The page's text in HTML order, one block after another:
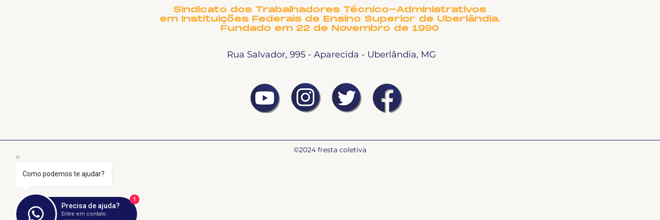
companheiros, aqui é
Raissa dantas, e neste
Fala Sintet-UFU nós rece
Sindicato dos Trabalhadores Técnico-Administrativos
em Instituições Federais de Ensino Superior de Uberlândia.
Fundado em 22 de Novembro de 1990
Rua Salvador, 995 - Aparecida - Uberlândia, MG
©2024 fresta coletiva
Como podemos te ajudar?
Precisa de ajuda?
Entre em contato.
1